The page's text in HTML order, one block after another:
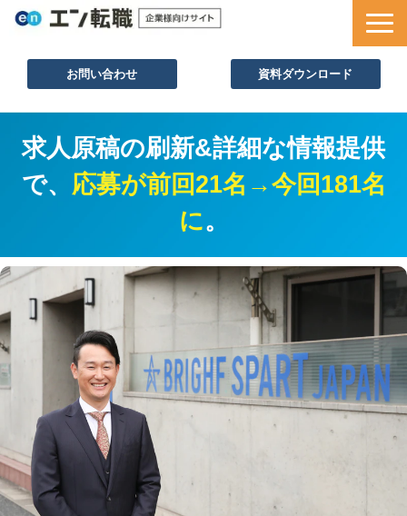
お問い合わせ 資料ダウンロード
採用ノウハウ
採用事例
セミナー情報
求人原稿の刷新&詳細な情報提供
で、 応募が前回21名→今回181名
に。